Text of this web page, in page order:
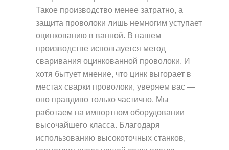
Такое производство менее затратно, а
защита проволоки лишь немногим уступает
оцинкованию в ванной. В нашем
производстве используется метод
сваривания оцинкованной проволоки. И
хотя бытует мнение, что цинк выгорает в
местах сварки проволоки, уверяем вас —
оно правдиво только частично. Мы
работаем на импортном оборудовании
высочайшего класса. Благодаря
использованию высокоточных станков,